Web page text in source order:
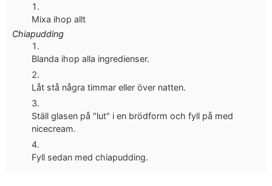
Mixa ihop allt
Chiapudding
Blanda ihop alla ingredienser.
Låt stå några timmar eller över natten.
Ställ glasen på "lut" i en brödform och fyll på med
nicecream.
Fyll sedan med chiapudding.